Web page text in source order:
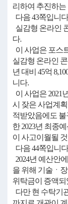
리하여 추진하
다음 43쪽입니
실감형 온라인
다.
이 사업은 포스
실감형 온라인
년 대비 45억
니다.
이 사업은 2021
시 잦은 사업계
적받았음에도 불
한 2023년 최종예
이 사고이월될
다음 44쪽입니
2024년 예산안
을 위해 기술ㆍ
위탁금이 증액
다만 현 수탁기